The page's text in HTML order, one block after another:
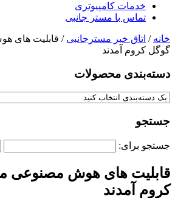
خدمات کامپیوتری
تماس با مستر جانبی
خانه / اتاق خبر مسترجانبی / قابلیت های
گوگل کروم آمدند
دسته‌بندی‌ محصولات
جستجو
جستجو برای:
قابلیت های هوش مصنوعی
کروم آمدند